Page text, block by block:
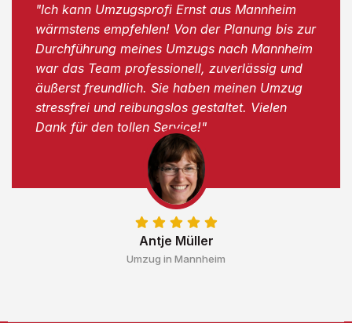
Antje Müller
Umzug in Mannheim
"Ich kann Umzugsprofi Ernst aus Mannheim
wärmstens empfehlen! Von der Planung bis zur
Durchführung meines Umzugs nach Mannheim
war das Team professionell, zuverlässig und
äußerst freundlich. Sie haben meinen Umzug
stressfrei und reibungslos gestaltet. Vielen
Dank für den tollen Service!"